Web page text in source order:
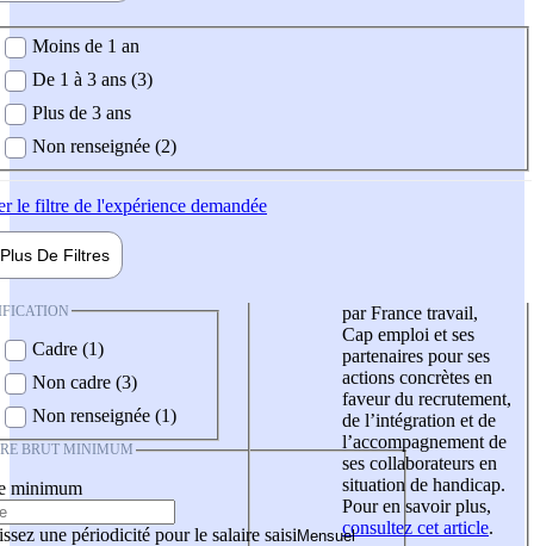
demandée
Moins de 1 an
De 1 à 3 ans (3)
Plus de 3 ans
Non renseignée (2)
le filtre de l'expérience demandée
Plus De Filtres
Cadre (1)
Non cadre (3)
Non renseignée (1)
BRUT MINIMUM
minimum
une périodicité pour le salaire saisi
par France travail,
Cap emploi et ses
partenaires pour ses
actions concrètes en
faveur du recrutement,
de l’intégration et de
l’accompagnement de
ses collaborateurs en
situation de handicap.
Pour en savoir plus,
consultez cet article.